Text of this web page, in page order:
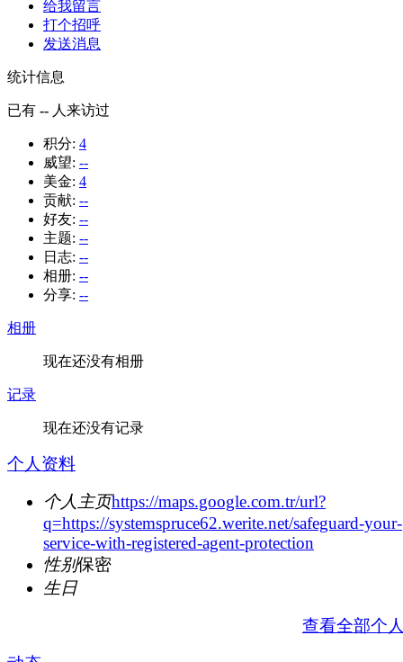
给我留言
打个招呼
发送消息
统计信息
已有 -- 人来访过
积分: 4
威望: --
美金: 4
贡献: --
好友: --
主题: --
日志: --
相册: --
分享: --
相册
现在还没有相册
记录
现在还没有记录
个人资料
个人主页https://maps.google.com.tr/url?
q=https://systemspruce62.werite.net/safeguard-your-
service-with-registered-agent-protection
性别保密
生日
查看全部个